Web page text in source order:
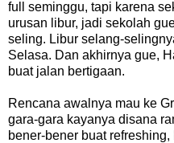
full seminggu, tapi karena
urusan libur, jadi sekolah
seling. Libur selang-
Selasa. Dan akhirnya gue,
buat jalan bertigaan.
Rencana awalnya mau ke
gara-gara kayanya disana
bener-bener buat